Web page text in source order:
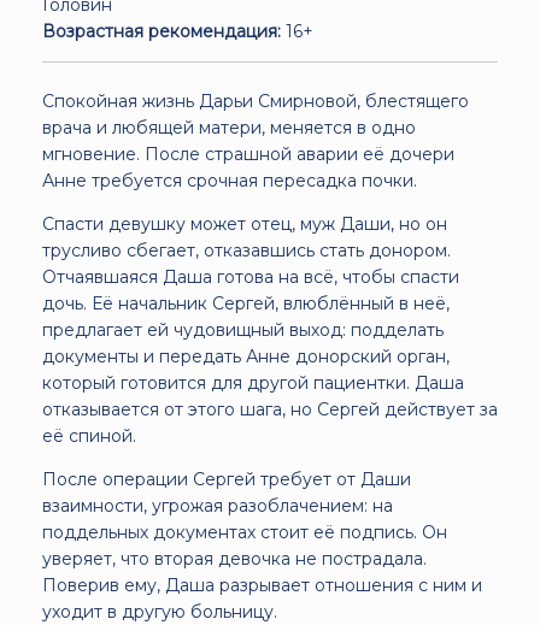
Головин
Возрастная рекомендация: 16+
Спокойная жизнь Дарьи Смирновой, блестящего
врача и любящей матери, меняется в одно
мгновение. После страшной аварии её дочери
Анне требуется срочная пересадка почки.
Спасти девушку может отец, муж Даши, но он
трусливо сбегает, отказавшись стать донором.
Отчаявшаяся Даша готова на всё, чтобы спасти
дочь. Её начальник Сергей, влюблённый в неё,
предлагает ей чудовищный выход: подделать
документы и передать Анне донорский орган,
который готовится для другой пациентки. Даша
отказывается от этого шага, но Сергей действует за
её спиной.
После операции Сергей требует от Даши
взаимности, угрожая разоблачением: на
поддельных документах стоит её подпись. Он
уверяет, что вторая девочка не пострадала.
Поверив ему, Даша разрывает отношения с ним и
уходит в другую больницу.